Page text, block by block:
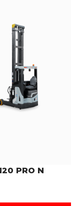
PRO N